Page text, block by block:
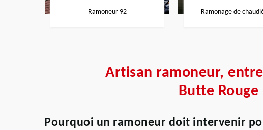
Ramoneur 92 Ramonage de
Artisan ramoneur,
Butte Rouge
Pourquoi un ramoneur doit intervenir